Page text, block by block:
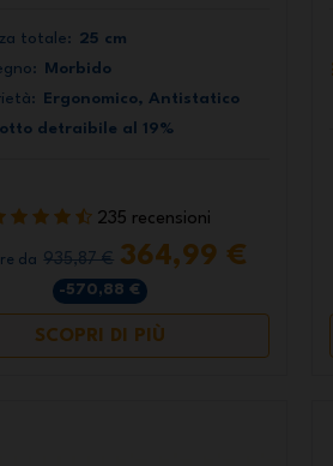
totale: 25 cm
Morbido
Ergonomico, Antistatico
detraibile al 19%
235 recensioni
da 935,87 € 364,99 €
-570,88 €
SCOPRI DI PIÙ